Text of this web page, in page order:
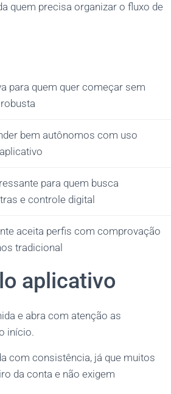
quem precisa organizar o fluxo de
para quem quer começar sem
bem autônomos com uso
para quem busca
e controle digital
aceita perfis com comprovação
tradicional
aplicativo
e abra com atenção as
início.
com consistência, já que muitos
da conta e não exigem